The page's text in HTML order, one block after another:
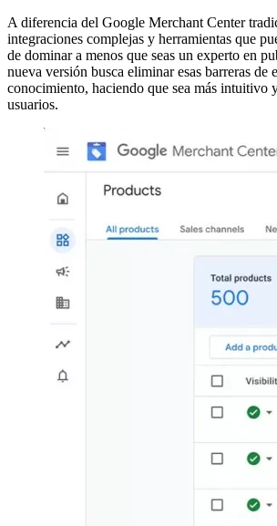
A diferencia del Google Merchant Center
integraciones complejas y herramientas que
de dominar a menos que seas un experto en
nueva versión busca eliminar esas barreras de
conocimiento, haciendo que sea más intuitivo
usuarios.